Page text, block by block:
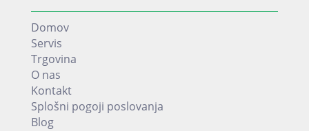
Domov
Servis
Trgovina
O nas
Kontakt
Splošni pogoji poslovanja
Blog